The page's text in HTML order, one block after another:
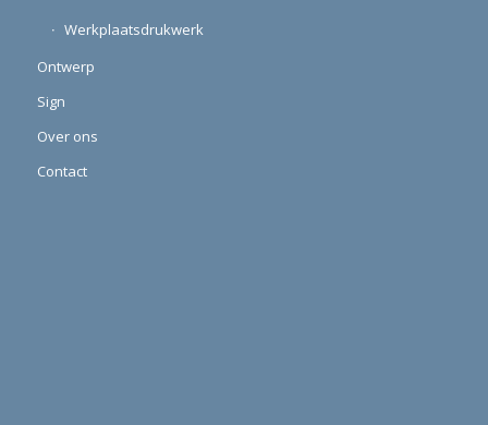
Werkplaatsdrukwerk
Ontwerp
Sign
Over ons
Contact